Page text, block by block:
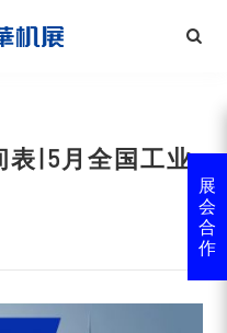
表|5月全国工业
展
会
合
作